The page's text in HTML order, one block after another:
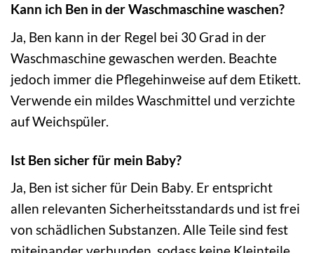
Kann ich Ben in der Waschmaschine waschen?
Ja, Ben kann in der Regel bei 30 Grad in der
Waschmaschine gewaschen werden. Beachte
jedoch immer die Pflegehinweise auf dem Etikett.
Verwende ein mildes Waschmittel und verzichte
auf Weichspüler.
Ist Ben sicher für mein Baby?
Ja, Ben ist sicher für Dein Baby. Er entspricht
allen relevanten Sicherheitsstandards und ist frei
von schädlichen Substanzen. Alle Teile sind fest